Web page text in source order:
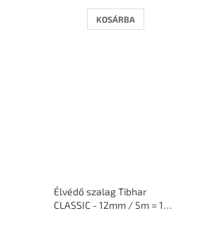
KOSÁRBA
Élvédő szalag Tibhar
CLASSIC - 12mm / 5m = 10